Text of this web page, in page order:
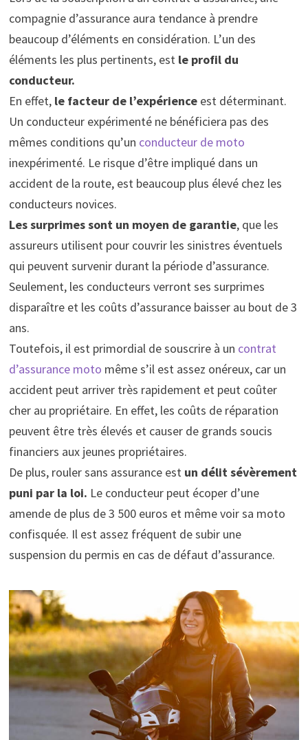
compagnie d’assurance aura tendance à prendre
beaucoup d’éléments en considération. L’un des
éléments les plus pertinents, estle profil du
conducteur.
En effet,le facteur de l’expérience est déterminant.
Un conducteur expérimenté ne bénéficiera pas des
mêmes conditions qu’un conducteur de moto
inexpérimenté. Le risque d’être impliqué dans un
accident de la route, est beaucoup plus élevé chez les
conducteurs novices.
Les surprimes sont un moyen de garantie, que les
assureurs utilisent pour couvrir les sinistres éventuels
qui peuvent survenir durant la période d’assurance.
Seulement, les conducteurs verront ses surprimes
disparaître et les coûts d’assurance baisser au bout de 3
ans.
Toutefois, il est primordial de souscrire à un contrat
d’assurance moto même s’il est assez onéreux, car un
accident peut arriver très rapidement et peut coûter
cher au propriétaire. En effet, les coûts de réparation
peuvent être très élevés et causer de grands soucis
financiers aux jeunes propriétaires.
De plus, rouler sans assurance estun délit sévèrement
puni par la loi. Le conducteur peut écoper d’une
amende de plus de 3 500 euros et même voir sa moto
confisquée. Il est assez fréquent de subir une
suspension du permis en cas de défaut d’assurance.